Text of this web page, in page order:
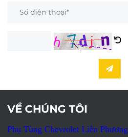
VỀ CHÚNG TÔI
Phụ Tùng Chevrolet Liên Phương